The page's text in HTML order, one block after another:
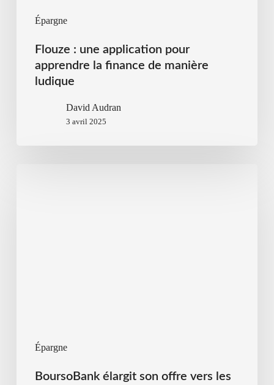
Épargne
Flouze : une application pour
apprendre la finance de manière
ludique
David Audran
3 avril 2025
Épargne
BoursoBank élargit son offre vers les